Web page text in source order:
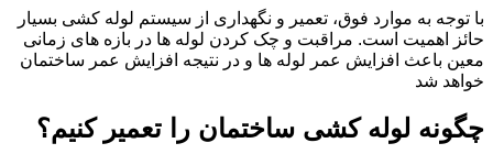
با توجه به موارد فوق، تعمیر و نگهداری از سیستم لوله کشی بسیار
حائز اهمیت است. مراقبت و چک کردن لوله ها در بازه های زمانی
معین باعث افزایش عمر لوله ها و در نتیجه افزایش عمر ساختمان
خواهد شد
چگونه لوله کشی ساختمان را تعمیر کنیم؟